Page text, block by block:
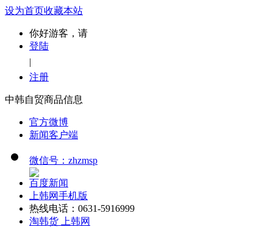
设为首页收藏本站
你好游客，请
登陆
|
注册
中韩自贸商品信息
官方微博
新闻客户端
微信号：zhzmsp
百度新闻
上韩网手机版
热线电话：0631-5916999
淘韩货 上韩网